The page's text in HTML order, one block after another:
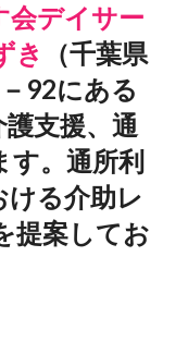
会デイサー
き
（千葉県
92にある
支援、通
す。通所利
ける介助レ
提案してお